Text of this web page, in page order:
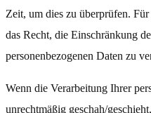
Zeit, um dies zu überprüfen.
das Recht, die Einschränkung
personenbezogenen Daten zu
Wenn die Verarbeitung Ihrer
unrechtmäßig geschah/